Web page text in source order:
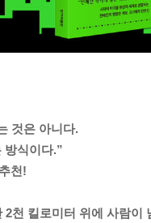
것은 아니다.
방식이다.”
천!
천 킬로미터 위에 사람이